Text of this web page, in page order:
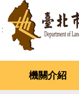
跳到主要內容區塊
機關介紹